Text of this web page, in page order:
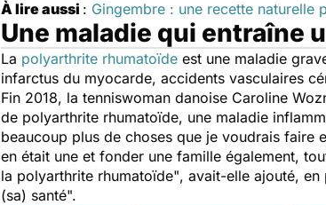
À lire aussi : Gingembre : une recette naturelle
Une maladie qui entraîne
La polyarthrite rhumatoïde est une maladie
infarctus du myocarde, accidents vasculaires
Fin 2018, la tenniswoman danoise Caroline
de polyarthrite rhumatoïde, une maladie
beaucoup plus de choses que je voudrais faire
en était une et fonder une famille également,
la polyarthrite rhumatoïde", avait-elle ajouté,
(sa) santé".